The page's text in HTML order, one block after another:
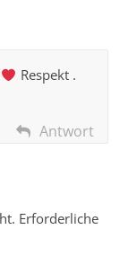
Respekt .
Antwort
Erforderliche